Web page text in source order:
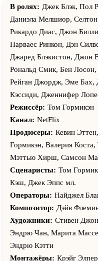
В ролях: Джек Блэк, Пол
Даниэла Мелшиор,
Рикардо Диас, Джон
Нарваес Ринкон, Дэн
Джаред Блэкистон, Джон
Рональд Смик, Бен
Рейган Джордж, Эме Бах,
Кэссиди, Дженнифер
Режиссёр: Том Гормикэн
Канал: NetFlix
Продюсеры: Кевин
Гормикэн, Валерия
Мэттью Хирш, Самсон
Сценаристы: Том
Кэш, Джек Эппс мл.
Операторы: Найджел
Композитор: Дэйв
Художники: Стивен
Эндрю Чан, Марита
Эндрю Кэтти
Монтажёры: Крэйг